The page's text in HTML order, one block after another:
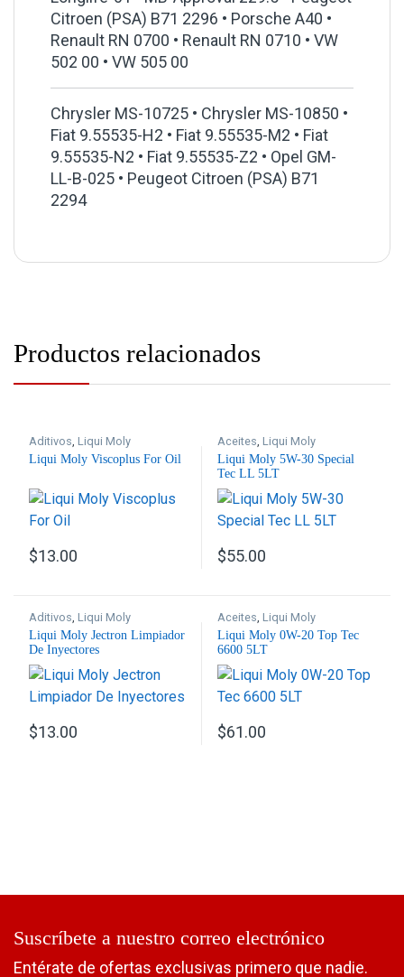
Citroen (PSA) B71 2296 • Porsche A40 •
Renault RN 0700 • Renault RN 0710 • VW
502 00 • VW 505 00
Chrysler MS-10725 • Chrysler MS-10850 •
Fiat 9.55535-H2 • Fiat 9.55535-M2 • Fiat
9.55535-N2 • Fiat 9.55535-Z2 • Opel GM-
LL-B-025 • Peugeot Citroen (PSA) B71
2294
Productos relacionados
Aditivos,Liqui Moly
Liqui Moly Viscoplus For Oil
$13.00
Aceites,Liqui Moly
Liqui Moly 5W-30 Special
Tec LL 5LT
$55.00
Aditivos,Liqui Moly
Liqui Moly Jectron Limpiador
De Inyectores
$13.00
Aceites,Liqui Moly
Liqui Moly 0W-20 Top Tec
6600 5LT
$61.00
Suscríbete a nuestro correo electrónico
Entérate de ofertas exclusivas primero que nadie.